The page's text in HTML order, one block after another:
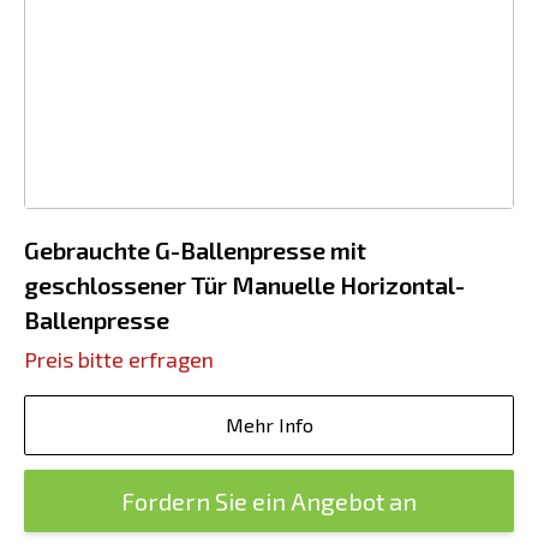
Gebrauchte G-Ballenpresse mit
geschlossener Tür Manuelle Horizontal-
Ballenpresse
Preis bitte erfragen
Mehr Info
Fordern Sie ein Angebot an